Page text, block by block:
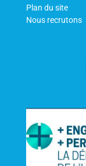
Plan du site
Nous recrutons